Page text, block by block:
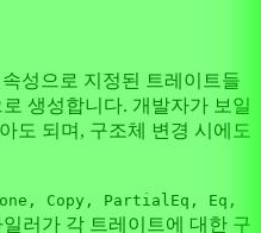
성으로 지정된 트레이트들
생성합니다. 개발자가 보일
도 되며, 구조체 변경 시에도
Copy, PartialEq, Eq,
러가 각 트레이트에 대한 구